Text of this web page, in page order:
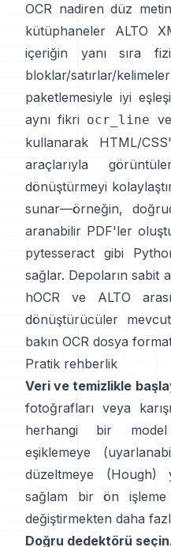
OCR nadiren düz
kütüphaneler
ALTO
içeriğin yanı sıra
bloklar/satırlar/
paketlemesiyle iyi
aynı fikri ocr_line ve
kullanarak HTML/
araçlarıyla
dönüştürmeyi
sunar—örneğin,
aranabilir PDF'ler
pytesseract gibi
sağlar. Depoların sabit
hOCR ve ALTO
dönüştürücüler
bakın OCR dosya
Pratik rehberlik
Veri ve temizlikle
fotoğrafları veya
herhangi bir model
eşiklemeye (
düzeltmeye (Hough)
sağlam bir ön işleme
değiştirmekten daha
Doğru dedektörü